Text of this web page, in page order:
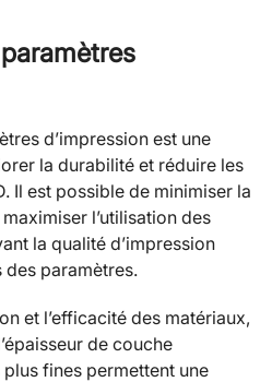
d’impression est une
la durabilité et réduire les
Il est possible de minimiser la
l’utilisation des
la qualité d’impression
paramètres.
et l’efficacité des matériaux,
de couche
fines permettent une